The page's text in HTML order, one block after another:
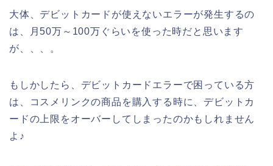
大体、デビットカードが使えないエラーが発生するの
は、月50万～100万ぐらいを使った時だと思います
が、、、。
もしかしたら、デビットカードエラーで困っている方
は、コスメリンクの商品を購入する時に、デビットカ
ードの上限をオーバーしてしまったのかもしれません
よ♪